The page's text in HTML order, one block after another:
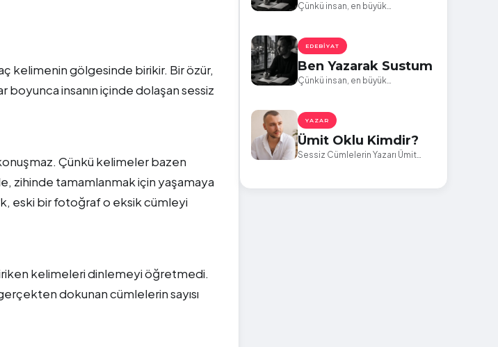
kelimenin gölgesinde birikir. Bir özür,
insanın içinde dolaşan sessiz
Çünkü kelimeler bazen
zihinde tamamlanmak için yaşamaya
eski bir fotoğraf o eksik cümleyi
kelimeleri dinlemeyi öğretmedi.
dokunan cümlelerin sayısı
Çünkü insan, en büyük
EDEBIYAT
Ben Yazarak Sustum
Çünkü insan, en büyük
YAZAR
Ümit Oklu Kimdir?
Sessiz Cümlelerin Yazarı Ümit